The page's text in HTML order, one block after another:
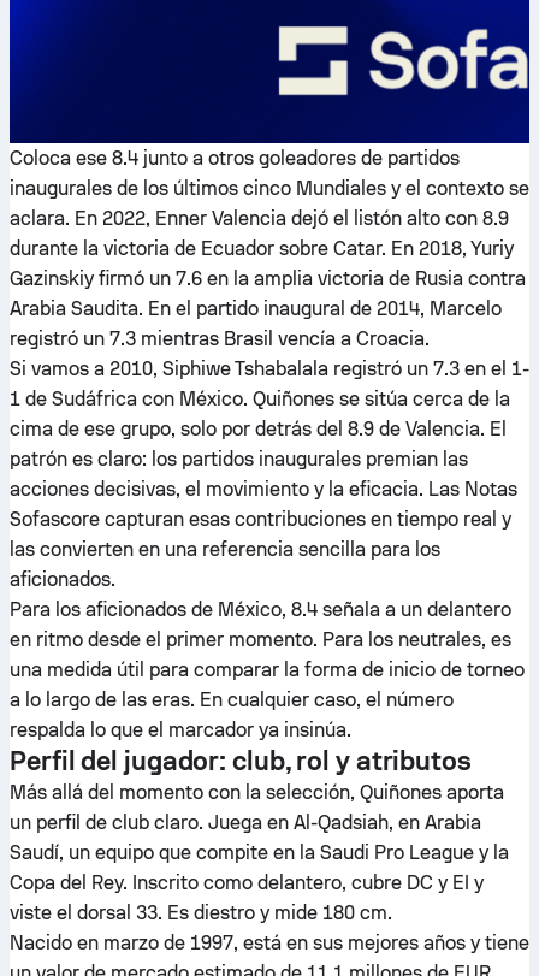
Coloca ese 8.4 junto a otros goleadores de partidos
inaugurales de los últimos cinco Mundiales y el contexto se
aclara. En 2022, Enner Valencia dejó el listón alto con 8.9
durante la victoria de Ecuador sobre Catar. En 2018, Yuriy
Gazinskiy firmó un 7.6 en la amplia victoria de Rusia contra
Arabia Saudita. En el partido inaugural de 2014, Marcelo
registró un 7.3 mientras Brasil vencía a Croacia.
Si vamos a 2010, Siphiwe Tshabalala registró un 7.3 en el 1-
1 de Sudáfrica con México. Quiñones se sitúa cerca de la
cima de ese grupo, solo por detrás del 8.9 de Valencia. El
patrón es claro: los partidos inaugurales premian las
acciones decisivas, el movimiento y la eficacia. Las Notas
Sofascore capturan esas contribuciones en tiempo real y
las convierten en una referencia sencilla para los
aficionados.
Para los aficionados de México, 8.4 señala a un delantero
en ritmo desde el primer momento. Para los neutrales, es
una medida útil para comparar la forma de inicio de torneo
a lo largo de las eras. En cualquier caso, el número
respalda lo que el marcador ya insinúa.
Perfil del jugador: club, rol y atributos
Más allá del momento con la selección, Quiñones aporta
un perfil de club claro. Juega en Al-Qadsiah, en Arabia
Saudí, un equipo que compite en la Saudi Pro League y la
Copa del Rey. Inscrito como delantero, cubre DC y EI y
viste el dorsal 33. Es diestro y mide 180 cm.
Nacido en marzo de 1997, está en sus mejores años y tiene